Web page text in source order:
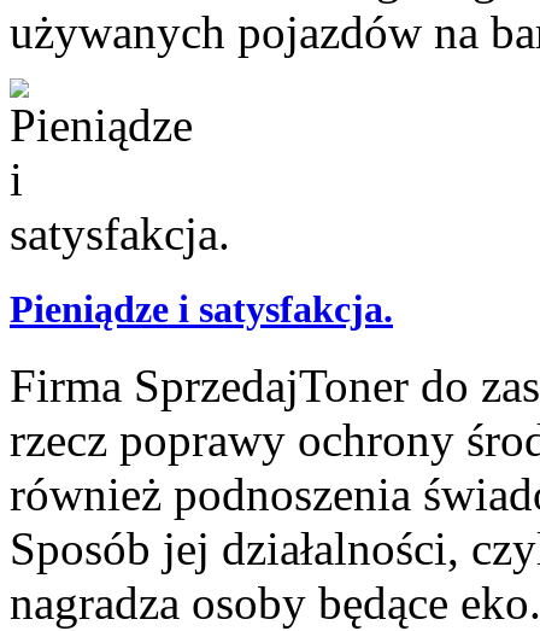
używanych pojazdów na
Pieniądze i satysfakcja.
Firma SprzedajToner do
rzecz poprawy ochrony
również podnoszenia
Sposób jej działalności,
nagradza osoby będące